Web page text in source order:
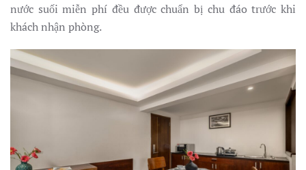
nước suối miễn phí đều được chuẩn bị chu đáo trước khi
khách nhận phòng.